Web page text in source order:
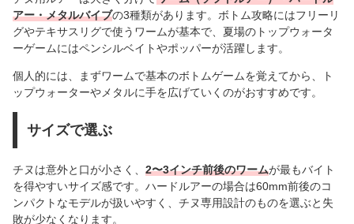
アー・メタルバイブの3種類があります。ボトム攻略にはフリーリ
グやテキサスリグで使うワームが基本で、夏場のトップウォータ
ーゲームにはペンシルベイトやポッパーが活躍します。
個人的には、まずワームで基本のボトムゲームを覚えてから、ト
ップウォーターやメタルに手を広げていくのがおすすめです。
サイズで選ぶ
チヌは意外と口が小さく、 2〜3インチ前後のワームが最もバイト
を得やすいサイズ感です。ハードルアーの場合は60mm前後のコ
ンパクトなモデルが扱いやすく、チヌ専用設計のものを選ぶと失
敗が少なくなります。